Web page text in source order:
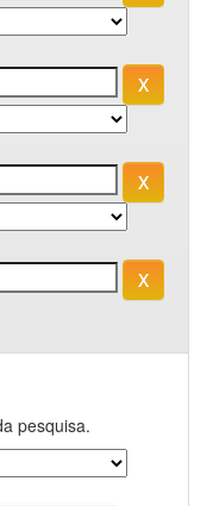
pesquisa.